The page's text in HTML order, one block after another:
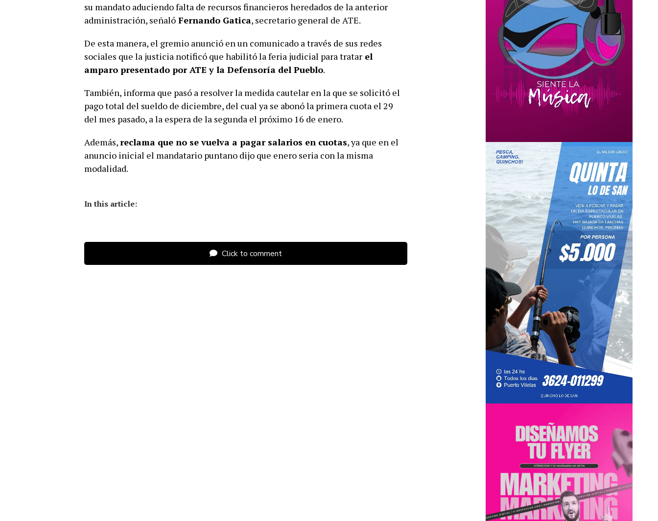
su mandato aduciendo falta de recursos financieros heredados de la anterior
administración, señaló Fernando Gatica, secretario general de ATE.
De esta manera, el gremio anunció en un comunicado a través de sus redes
sociales que la justicia notificó que habilitó la feria judicial para tratar el
amparo presentado por ATE y la Defensoría del Pueblo.
También, informa que pasó a resolver la medida cautelar en la que se solicitó el
pago total del sueldo de diciembre, del cual ya se abonó la primera cuota el 29
del mes pasado, a la espera de la segunda el próximo 16 de enero.
Además,reclama que no se vuelva a pagar salarios en cuotas, ya que en el
anuncio inicial el mandatario puntano dijo que enero seria con la misma
modalidad.
In this article:
Click to comment